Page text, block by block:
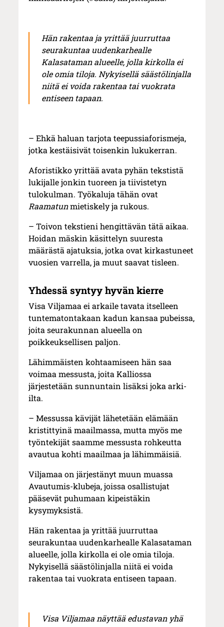
Hän rakentaa ja yrittää juurruttaa
seurakuntaa uudenkarhealle
Kalasataman alueelle, jolla kirkolla ei
ole omia tiloja. Nykyisellä säästölinjalla
niitä ei voida rakentaa tai vuokrata
entiseen tapaan.
– Ehkä haluan tarjota teepussiaforismeja,
jotka kestäisivät toisenkin lukukerran.
Aforistikko yrittää avata pyhän tekstistä
lukijalle jonkin tuoreen ja tiivistetyn
tulokulman. Työkaluja tähän ovat
Raamatunmietiskely ja rukous.
– Toivon tekstieni hengittävän tätä aikaa.
Hoidan mäskin käsittelyn suuresta
määrästä ajatuksia, jotka ovat kirkastuneet
vuosien varrella, ja muut saavat tisleen.
Yhdessä syntyy hyvän kierre
Visa Viljamaa ei arkaile tavata itselleen
tuntematontakaan kadun kansaa pubeissa,
joita seurakunnan alueella on
poikkeuksellisen paljon.
Lähimmäisten kohtaamiseen hän saa
voimaa messusta, joita Kalliossa
järjestetään sunnuntain lisäksi joka arki-
ilta.
– Messussa kävijät lähetetään elämään
kristittyinä maailmassa, mutta myös me
työntekijät saamme messusta rohkeutta
avautua kohti maailmaa ja lähimmäisiä.
Viljamaa on järjestänyt muun muassa
Avautumis-klubeja, joissa osallistujat
pääsevät puhumaan kipeistäkin
kysymyksistä.
Hän rakentaa ja yrittää juurruttaa
seurakuntaa uudenkarhealle Kalasataman
alueelle, jolla kirkolla ei ole omia tiloja.
Nykyisellä säästölinjalla niitä ei voida
rakentaa tai vuokrata entiseen tapaan.
Visa Viljamaa näyttää edustavan yhä